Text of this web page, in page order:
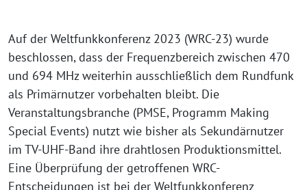
Auf der Weltfunkkonferenz 2023 (WRC-23) wurde
beschlossen, dass der Frequenzbereich zwischen 470
und 694 MHz weiterhin ausschließlich dem Rundfunk
als Primärnutzer vorbehalten bleibt. Die
Veranstaltungsbranche (PMSE, Programm Making
Special Events) nutzt wie bisher als Sekundärnutzer
im TV-UHF-Band ihre drahtlosen Produktionsmittel.
Eine Überprüfung der getroffenen WRC-
Entscheidungen ist bei der Weltfunkkonferenz